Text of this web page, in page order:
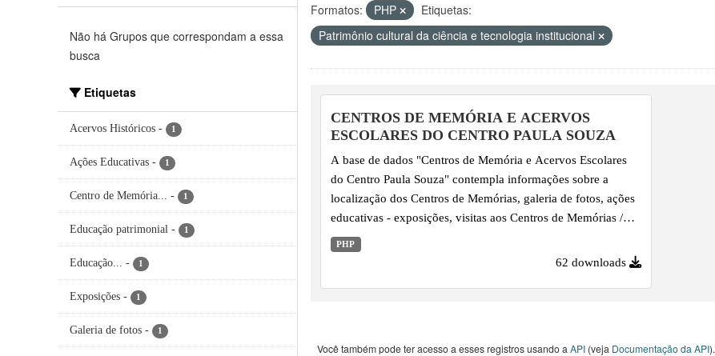
Não há Grupos que correspondam a essa
busca
Etiquetas
Acervos Históricos - 1
Ações Educativas - 1
Centro de Memória... - 1
Educação patrimonial - 1
Educação... - 1
Exposições - 1
Galeria de fotos - 1
Formatos: PHP
Etiquetas:
Patrimônio cultural da ciência e tecnologia institucional
CENTROS DE MEMÓRIA E ACERVOS
ESCOLARES DO CENTRO PAULA SOUZA
A base de dados "Centros de Memória e Acervos Escolares
do Centro Paula Souza" contempla informações sobre a
localização dos Centros de Memórias, galeria de fotos, ações
educativas - exposições, visitas aos Centros de Memórias /
Acervos históricos e publicações, desde o ano de 2008 em
diante.
PHP
62 downloads
Você também pode ter acesso a esses registros usando a API (veja Documentação da API).